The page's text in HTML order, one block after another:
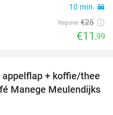
10 min. directions_car
Regulier €25
€11 ,99
34%
+ koffie/thee
Manege Meulendijks